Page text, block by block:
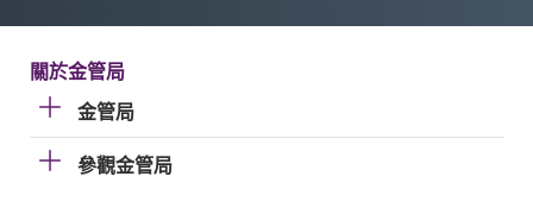
關於金管局
金管局
參觀金管局